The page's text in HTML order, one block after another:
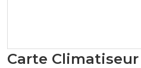
Carte Climatiseur